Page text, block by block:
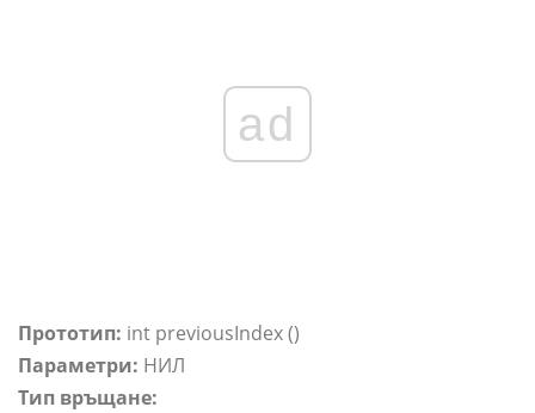
ad
Прототип: int previousIndex ()
Параметри: НИЛ
Тип връщане: